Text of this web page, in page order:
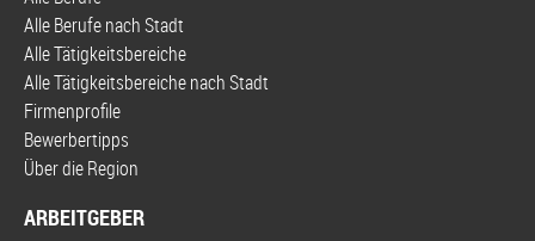
Alle Berufe nach Stadt
Alle Tätigkeitsbereiche
Alle Tätigkeitsbereiche nach Stadt
Firmenprofile
Bewerbertipps
Über die Region
ARBEITGEBER